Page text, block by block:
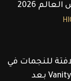
2026
للنجمات في
حفل Vanity Fair بعد